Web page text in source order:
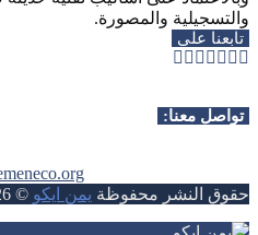
والتسجيلية والمصورة.
تابعنا على
Facebook
Twitter
Instagram
Youtube
Rss
Telegram
Whatsapp
تواصل معنا:
حقوق النشر محفوظة يمن ايكو©
2026